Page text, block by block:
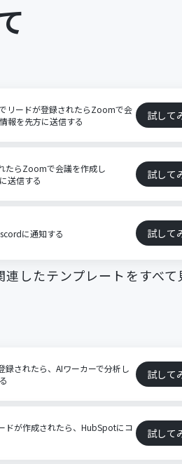
リードが登録されたらZoomで会
報を先方に送信する
試して
たらZoomで会議を作成し
送信する
試して
に通知する 試して
連したテンプレートをすべて
されたら、AIワーカーで分析し
試して
ドが作成されたら、HubSpotにコ 試して